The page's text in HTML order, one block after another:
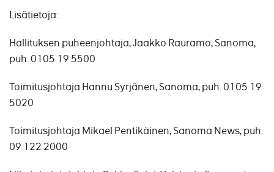
Lisätietoja:
Hallituksen puheenjohtaja, Jaakko Rauramo, Sanoma,
puh. 0105 19 5500
Toimitusjohtaja Hannu Syrjänen, Sanoma, puh. 0105 19
5020
Toimitusjohtaja Mikael Pentikäinen, Sanoma News, puh.
09 122 2000